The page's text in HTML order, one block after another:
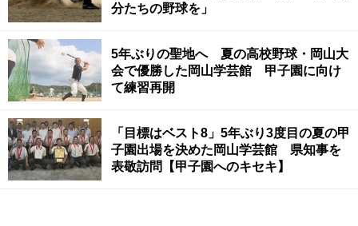
分たちの野球を」
5年ぶりの聖地へ 夏の高校野球・岡山大
会で優勝した岡山学芸館 甲子園に向け
て練習再開
「目標はベスト8」5年ぶり3度目の夏の甲
子園出場を決めた岡山学芸館 県知事を
表敬訪問【甲子園へのキセキ】